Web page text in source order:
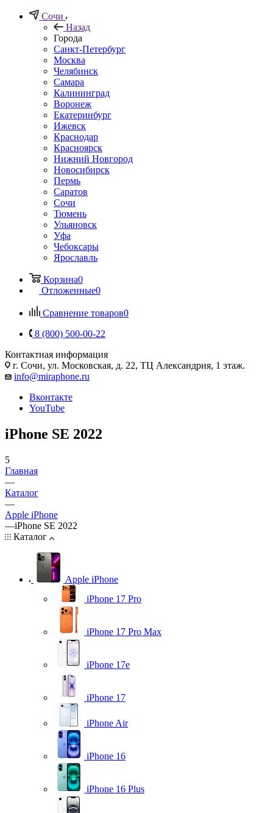
Сочи
Назад
Города
Санкт-Петербург
Москва
Челябинск
Самара
Калининград
Воронеж
Екатеринбург
Ижевск
Краснодар
Красноярск
Нижний Новгород
Новосибирск
Пермь
Саратов
Сочи
Тюмень
Ульяновск
Уфа
Чебоксары
Ярославль
Корзина0
Отложенные0
Сравнение товаров0
8 (800) 500-00-22
Контактная информация
г. Сочи, ул. Московская, д. 22, ТЦ Александрия, 1 этаж.
info@miraphone.ru
Вконтакте
YouTube
iPhone SE 2022
5
Главная
—
Каталог
—
Apple iPhone
—iPhone SE 2022
Каталог
Apple iPhone
iPhone 17 Pro
iPhone 17 Pro Max
iPhone 17e
iPhone 17
iPhone Air
iPhone 16
iPhone 16 Plus